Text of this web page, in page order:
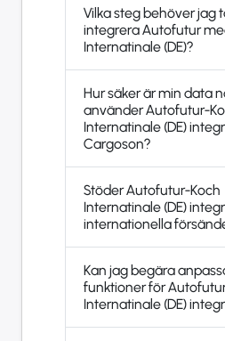
Vilka steg behöver jag
integrera Autofutur
Internatinale (DE)?
Hur säker är min data
använder Autofutur-
Internatinale (DE)
Cargoson?
Stöder Autofutur-Koch
Internatinale (DE)
internationella
Kan jag begära
funktioner för
Internatinale (DE)